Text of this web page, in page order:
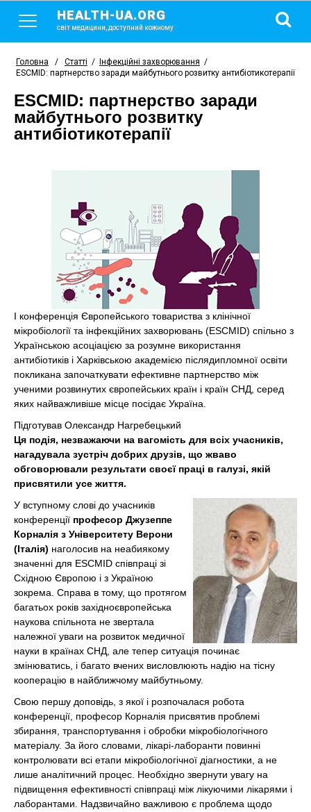
HEALTH-UA.ORG
світ медицини, доступний кожному
Головна / Статті / Інфекційні захворювання /
ESCMID: партнерство заради майбутнього розвитку антибіотикотерапії
ESCMID: партнерство заради
майбутнього розвитку
антибіотикотерапії
I конференція Європейського товариства з клінічної
мікробіології та інфекційних захворювань (ESCMID) спільно з
Українською асоціацією за розумне використання
антибіотиків і Харківською академією післядипломної освіти
покликана започаткувати ефективне партнерство між
ученими розвинутих європейських країн і країн СНД, серед
яких найважливіше місце посідає Україна.
Підготував Олександр Нагребецький
Ця подія, незважаючи на вагомість для всіх учасників,
нагадувала зустріч добрих друзів, що жваво
обговорювали результати своєї праці в галузі, якій
присвятили усе життя.
У вступному слові до учасників
конференції професор Джузеппе
Корналія з Університету Верони
(Італія) наголосив на неабиякому
значенні для ESCMID співпраці зі
Східною Європою і з Україною
зокрема. Справа в тому, що протягом
багатьох років західноєвропейська
наукова спільнота не звертала
належної уваги на розвиток медичної
науки в країнах СНД, але тепер ситуація починає
змінюватись, і багато вчених висловлюють надію на тісну
кооперацію в найближчому майбутньому.
Свою першу доповідь, з якої і розпочалася робота
конференції, професор Корналія присвятив проблемі
збирання, транспортування і обробки мікробіологічного
матеріалу. За його словами, лікарі-лаборанти повинні
контролювати всі етапи мікробіологічної діагностики, а не
лише аналітичний процес. Необхідно звернути увагу на
підвищення ефективності співпраці між лікуючими лікарями і
лаборантами. Надзвичайно важливою є проблема щодо